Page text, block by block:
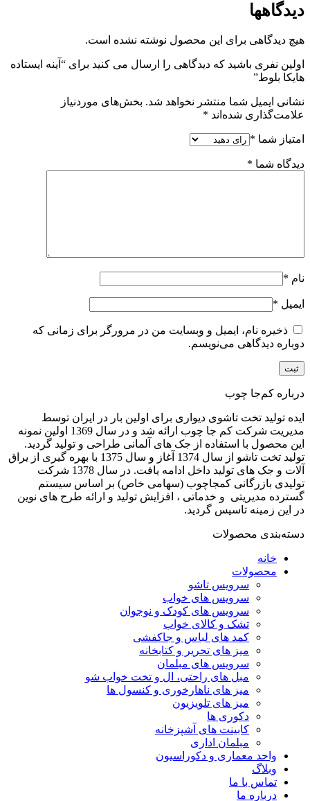
دیدگاهها
هیچ دیدگاهی برای این محصول نوشته نشده است.
اولین نفری باشید که دیدگاهی را ارسال می کنید برای “آینه ایستاده
هایکا بلوط”
نشانی ایمیل شما منتشر نخواهد شد. بخش‌های موردنیاز
علامت‌گذاری شده‌اند *
امتیاز شما *
دیدگاه شما *
نام *
ایمیل *
ذخیره نام، ایمیل و وبسایت من در مرورگر برای زمانی که
دوباره دیدگاهی می‌نویسم.
درباره کم‌جا چوب
ایده تولید تخت تاشوی دیواری برای اولین بار در ایران توسط
مدیریت شرکت کم جا چوب ارائه شد و در سال 1369 اولین نمونه
این محصول با استفاده از جک های آلمانی طراحی و تولید گردید.
تولید تخت تاشو از سال 1374 آغاز و سال 1375 با بهره گیری از یراق
آلات و جک های تولید داخل ادامه یافت. در سال 1378 شرکت
تولیدی بازرگانی کمجاچوب (سهامی خاص) بر اساس سیستم
گسترده مدیریتی و خدماتی ، افزایش تولید و ارائه طرح های نوین
در این زمینه تاسیس گردید.
دسته‌بندی محصولات
خانه
محصولات
سرویس تاشو
سرویس های خواب
سرویس های کودک و نوجوان
تشک و کالای خواب
کمد های لباس و جاکفشی
میز های تحریر و کتابخانه
سرویس های مبلمان
مبل های راحتی، ال و تخت خواب شو
میز های ناهارخوری و کنسول ها
میز های تلویزیون
دکوری ها
کابینت های آشپزخانه
مبلمان اداری
واحد معماری و دکوراسیون
وبلاگ
تماس با ما
درباره ما